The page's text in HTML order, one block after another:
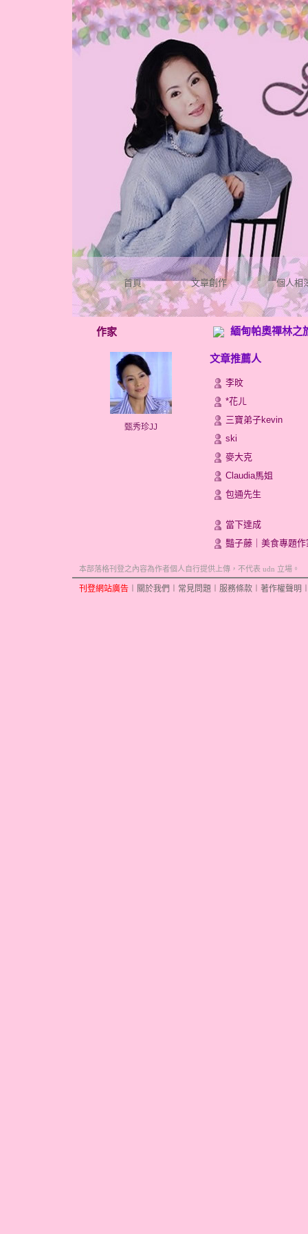
首頁 文章創作 個人相
作家
甄秀珍JJ
緬甸帕奧禪林之
文章推薦人
李旼
*花ㄦ
三寶弟子kevin
ski
麥大克
Claudia馬姐
包通先生
當下達成
豔子藤｜美食專題作
本部落格刊登之內容為作者個人自行提供上傳，不代表 udn 立場。
刊登網站廣告 關於我們 常見問題 服務條款 著作權聲明